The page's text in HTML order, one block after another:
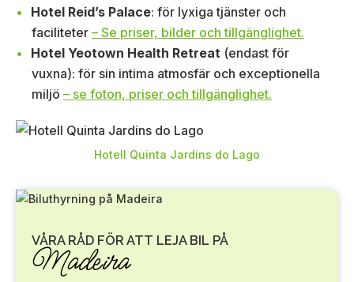
Hotel Reid’s Palace: för lyxiga tjänster och
faciliteter – Se priser, bilder och tillgänglighet.
Hotel Yeotown Health Retreat (endast för
vuxna): för sin intima atmosfär och exceptionella
miljö – se foton, priser och tillgänglighet.
Hotell Quinta Jardins do Lago
VÅRA RÅD FÖR ATT LEJA BIL PÅ
Madeira